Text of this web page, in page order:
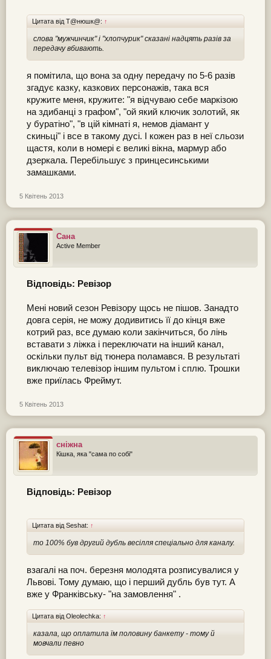
Цитата від Т@нюшк@: ↑
слова "мужчинчик" і "хлопчурик" сказані надцять разів за
передачу вбивають.
я помітила, що вона за одну передачу по 5-6 разів
згадує казку, казкових персонажів, така вся
кружите меня, кружите: "я відчуваю себе маркізою
на здибанці з графом", "ой який ключик золотий, як
у буратіно", "в цій кімнаті я, немов діамант у
скиньці" і все в такому дусі. І кожен раз в неї сльози
щастя, коли в номері є великі вікна, мармур або
дзеркала. Перебільшує з принцесинськими
замашками.
5 Квітень 2013
Сана
Active Member
Відповідь: Ревізор
Мені новий сезон Ревізору щось не пішов. Занадто
довга серія, не можу додивитись її до кінця вже
котрий раз, все думаю коли закінчиться, бо лінь
вставати з ліжка і переключати на інший канал,
оскільки пульт від тюнера поламався. В результаті
виключаю телевізор іншим пультом і сплю. Трошки
вже приїлась Фреймут.
5 Квітень 2013
сніжна
Кішка, яка "сама по собі"
Відповідь: Ревізор
Цитата від Seshat: ↑
то 100% був другий дубль весілля спеціально для каналу.
взагалі на поч. березня молодята розписувалися у
Львові. Тому думаю, що і перший дубль був тут. А
вже у Франківську- "на замовлення" .
Цитата від Oleolechka: ↑
казала, що оплатила їм половину банкету - тому й
мовчали певно